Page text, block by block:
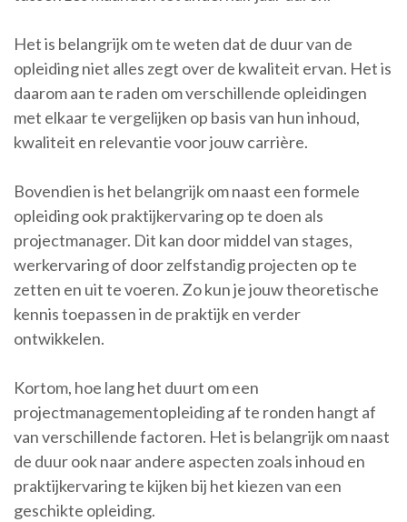
Het is belangrijk om te weten dat de duur van de
opleiding niet alles zegt over de kwaliteit ervan. Het is
daarom aan te raden om verschillende opleidingen
met elkaar te vergelijken op basis van hun inhoud,
kwaliteit en relevantie voor jouw carrière.
Bovendien is het belangrijk om naast een formele
opleiding ook praktijkervaring op te doen als
projectmanager. Dit kan door middel van stages,
werkervaring of door zelfstandig projecten op te
zetten en uit te voeren. Zo kun je jouw theoretische
kennis toepassen in de praktijk en verder
ontwikkelen.
Kortom, hoe lang het duurt om een
projectmanagementopleiding af te ronden hangt af
van verschillende factoren. Het is belangrijk om naast
de duur ook naar andere aspecten zoals inhoud en
praktijkervaring te kijken bij het kiezen van een
geschikte opleiding.